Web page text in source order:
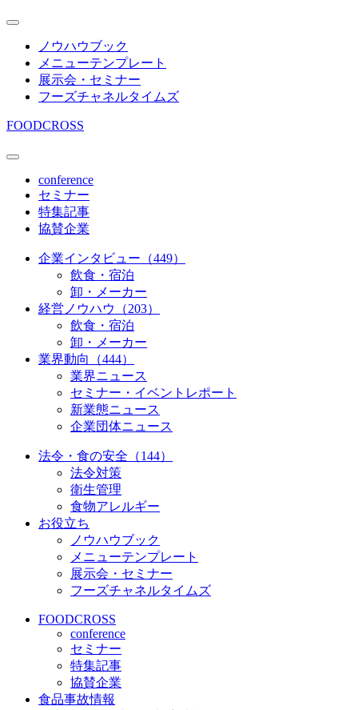
ノウハウブック
メニューテンプレート
展示会・セミナー
フーズチャネルタイムズ
FOODCROSS
conference
セミナー
特集記事
協賛企業
企業インタビュー（449）
飲食・宿泊
卸・メーカー
経営ノウハウ（203）
飲食・宿泊
卸・メーカー
業界動向（444）
業界ニュース
セミナー・イベントレポート
新業態ニュース
企業団体ニュース
法令・食の安全（144）
法令対策
衛生管理
食物アレルギー
お役立ち
ノウハウブック
メニューテンプレート
展示会・セミナー
フーズチャネルタイムズ
FOODCROSS
conference
セミナー
特集記事
協賛企業
食品事故情報